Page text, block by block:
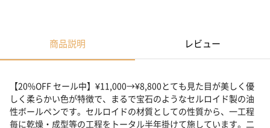
商品説明 レビュー
【20%OFF セール中】¥11,000→¥8,800とても見た目が美しく優
しく柔らかい色が特徴で、まるで宝石のようなセルロイド製の油
性ボールペンです。セルロイドの材質としての性質から、一工程
毎に乾燥・成型等の工程をトータル半年掛けて施しています。二